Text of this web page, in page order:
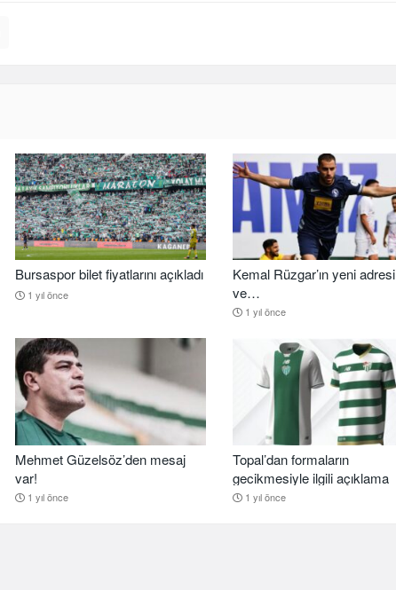
Bursaspor bilet fiyatlarını açıkladı
1 yıl önce
Kemal Rüzgar’ın yeni adresi
ve…
1 yıl önce
Mehmet Güzelsöz’den mesaj
var!
1 yıl önce
Topal’dan formaların
gecikmesiyle ilgili açıklama
1 yıl önce